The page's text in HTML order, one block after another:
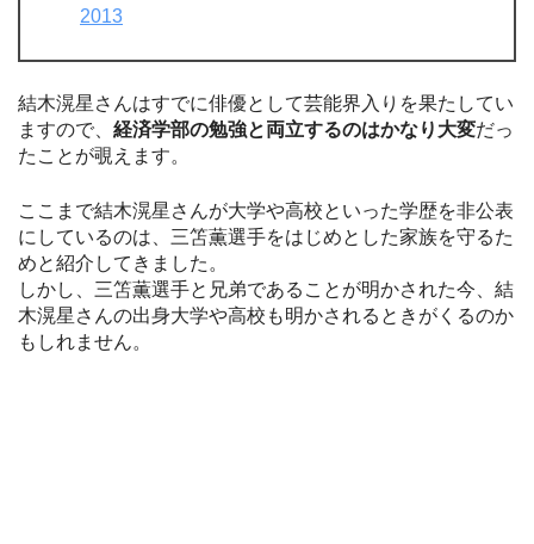
2013
結木滉星さんはすでに俳優として芸能界入りを果たしてい
ますので、 経済学部の勉強と両立するのはかなり大変だっ
たことが覗えます。
ここまで結木滉星さんが大学や高校といった学歴を非公表
にしているのは、三笘薫選手をはじめとした家族を守るた
めと紹介してきました。
しかし、三笘薫選手と兄弟であることが明かされた今、結
木滉星さんの出身大学や高校も明かされるときがくるのか
もしれません。